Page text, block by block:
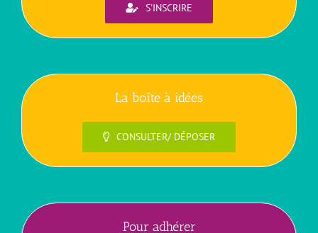
S'INSCRIRE
La boîte à idées
CONSULTER/ DÉPOSER
Pour adhérer